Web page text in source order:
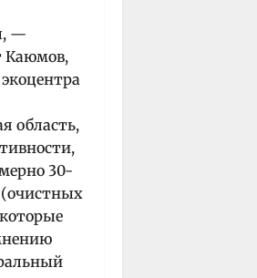
—
Каюмов,
область,
30-
(очистных